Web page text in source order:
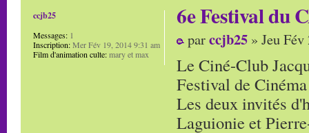
6e Festival du
parccjb25 » Jeu
Le Ciné-Club
Festival de
Les deux invités
Laguionie et
ccjb25
Messages: 1
Inscription:Mer Fév 19, 2014 9:31 am
Film d'animation culte:mary et max